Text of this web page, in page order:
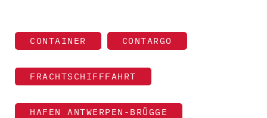
CONTAINER CONTARGO
FRACHTSCHIFFFAHRT
HAFEN ANTWERPEN-BRÜGGE